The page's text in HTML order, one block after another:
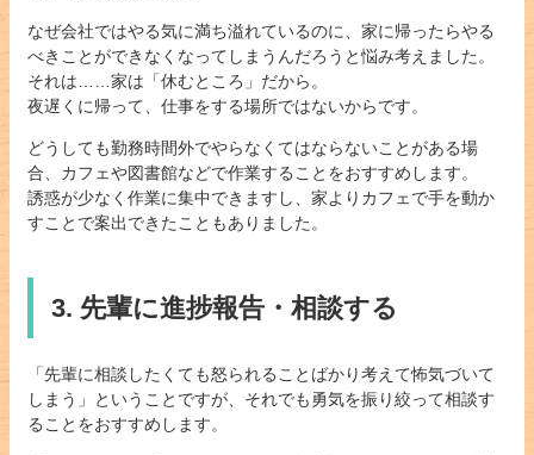
なぜ会社ではやる気に満ち溢れているのに、家に帰ったらやる
べきことができなくなってしまうんだろうと悩み考えました。
それは……家は「休むところ」だから。
夜遅くに帰って、仕事をする場所ではないからです。
どうしても勤務時間外でやらなくてはならないことがある場
合、カフェや図書館などで作業することをおすすめします。
誘惑が少なく作業に集中できますし、家よりカフェで手を動か
すことで案出できたこともありました。
3. 先輩に進捗報告・相談する
「先輩に相談したくても怒られることばかり考えて怖気づいて
しまう」ということですが、それでも勇気を振り絞って相談す
ることをおすすめします。